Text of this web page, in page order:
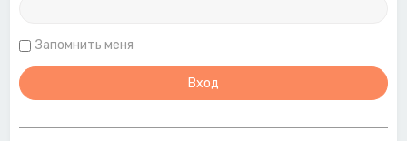
Запомнить меня